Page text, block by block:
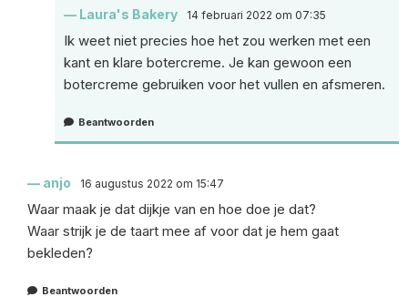
Laura's Bakery 14 februari 2022 om 07:35
Ik weet niet precies hoe het zou werken met een
kant en klare botercreme. Je kan gewoon een
botercreme gebruiken voor het vullen en afsmeren.
Beantwoorden
anjo 16 augustus 2022 om 15:47
Waar maak je dat dijkje van en hoe doe je dat?
Waar strijk je de taart mee af voor dat je hem gaat
bekleden?
Beantwoorden